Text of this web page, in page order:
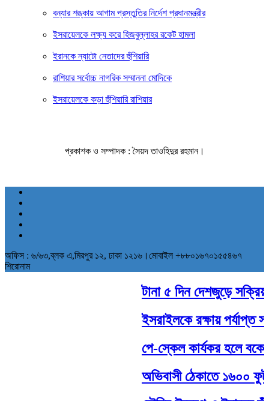
বন্যার শঙ্কায় আগাম প্রস্তুতির নির্দেশ প্রধানমন্ত্রীর
ইসরায়েলকে লক্ষ্য করে হিজবুল্লাহর রকেট হামলা
ইরানকে ন্যাটো নেতাদের হুঁশিয়ারি
রাশিয়ার সর্বোচ্চ নাগরিক সম্মাননা মোদিকে
ইসরায়েলকে কড়া হুঁশিয়ারি রাশিয়ার
প্রকাশক ও সম্পাদক : সৈয়দ তাওহিদুর রহমান।
অফিস : ৬/৬৩,ব্লক এ,মিরপুর ১২, ঢাকা ১২১৬।মোবাইল +৮৮০১৬৭০১৫৫৪৬৭
শিরোনাম
টানা ৫ দিন দেশজুড়ে সক্রিয়
ইসরাইলকে রক্ষায় পর্যাপ্ত
পে-স্কেল কার্যকর হলে
অভিবাসী ঠেকাতে ১৬০০ ফুট